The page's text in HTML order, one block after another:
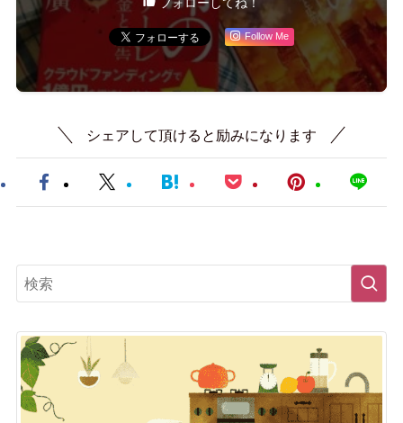
フォローしてね！
Follow Me
シェアして頂けると励みになります